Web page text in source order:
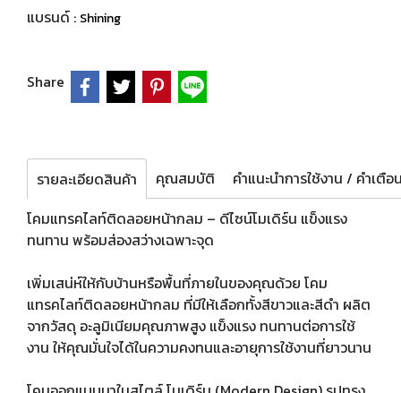
แบรนด์ : Shining
Share
รายละเอียดสินค้า
คุณสมบัติ
โคมแทรคไลท์ติดลอยหน้ากลม – ดีไซน์โมเดิร์น แข็งแรง
ทนทาน พร้อมส่องสว่างเฉพาะจุด
เพิ่มเสน่ห์ให้กับบ้านหรือพื้นที่ภายในของคุณด้วย โคม
แทรคไลท์ติดลอยหน้ากลม ที่มีให้เลือกทั้งสีขาวและสีดำ ผลิต
จากวัสดุ อะลูมิเนียมคุณภาพสูง แข็งแรง ทนทานต่อการใช้
งาน ให้คุณมั่นใจได้ในความคงทนและอายุการใช้งานที่ยาวนาน